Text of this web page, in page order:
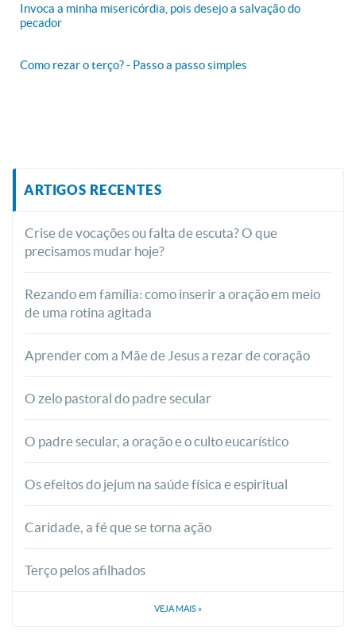
Invoca a minha misericórdia, pois desejo a salvação do
pecador
Como rezar o terço? - Passo a passo simples
ARTIGOS RECENTES
Crise de vocações ou falta de escuta? O que
precisamos mudar hoje?
Rezando em família: como inserir a oração em meio
de uma rotina agitada
Aprender com a Mãe de Jesus a rezar de coração
O zelo pastoral do padre secular
O padre secular, a oração e o culto eucarístico
Os efeitos do jejum na saúde física e espiritual
Caridade, a fé que se torna ação
Terço pelos afilhados
VEJA MAIS »